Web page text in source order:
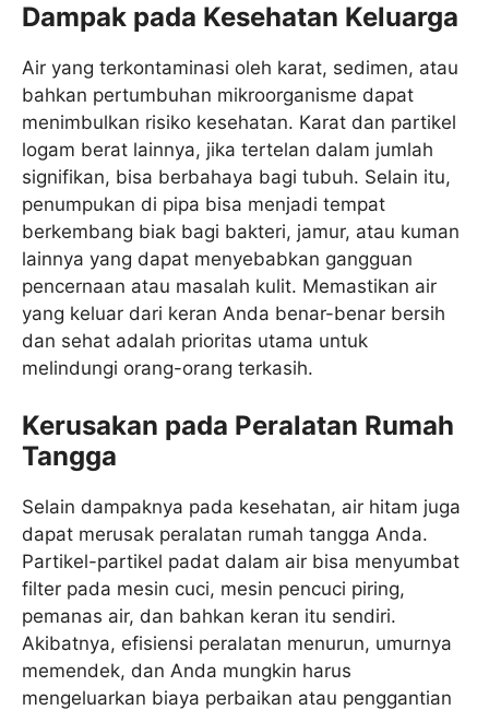
Dampak pada Kesehatan Keluarga
Air yang terkontaminasi oleh karat, sedimen, atau
bahkan pertumbuhan mikroorganisme dapat
menimbulkan risiko kesehatan. Karat dan partikel
logam berat lainnya, jika tertelan dalam jumlah
signifikan, bisa berbahaya bagi tubuh. Selain itu,
penumpukan di pipa bisa menjadi tempat
berkembang biak bagi bakteri, jamur, atau kuman
lainnya yang dapat menyebabkan gangguan
pencernaan atau masalah kulit. Memastikan air
yang keluar dari keran Anda benar-benar bersih
dan sehat adalah prioritas utama untuk
melindungi orang-orang terkasih.
Kerusakan pada Peralatan Rumah
Tangga
Selain dampaknya pada kesehatan, air hitam juga
dapat merusak peralatan rumah tangga Anda.
Partikel-partikel padat dalam air bisa menyumbat
filter pada mesin cuci, mesin pencuci piring,
pemanas air, dan bahkan keran itu sendiri.
Akibatnya, efisiensi peralatan menurun, umurnya
memendek, dan Anda mungkin harus
mengeluarkan biaya perbaikan atau penggantian